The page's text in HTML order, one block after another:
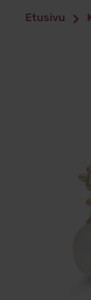
Etusivu